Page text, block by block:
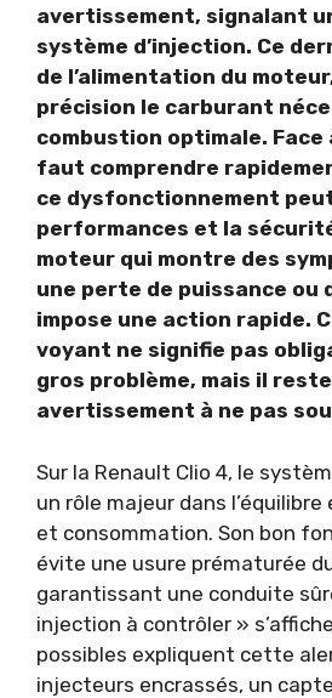
avertissement, signalant
système d’injection. Ce
de l’alimentation du
précision le carburant
combustion optimale. Face
faut comprendre
ce dysfonctionnement
performances et la
moteur qui montre des
une perte de puissance ou
impose une action rapide.
voyant ne signifie pas
gros problème, mais il
avertissement à ne pas
Sur la Renault Clio 4, le
un rôle majeur dans
et consommation. Son bon
évite une usure prématurée
garantissant une conduite
injection à contrôler »
possibles expliquent cette
injecteurs encrassés, un